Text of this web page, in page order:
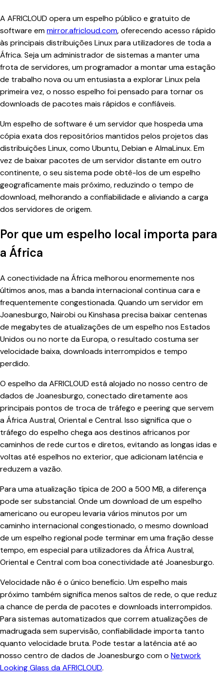
A AFRICLOUD opera um espelho público e gratuito de
software emmirror.africloud.com, oferecendo acesso rápido
às principais distribuições Linux para utilizadores de toda a
África. Seja um administrador de sistemas a manter uma
frota de servidores, um programador a montar uma estação
de trabalho nova ou um entusiasta a explorar Linux pela
primeira vez, o nosso espelho foi pensado para tornar os
downloads de pacotes mais rápidos e confiáveis.
Um espelho de software é um servidor que hospeda uma
cópia exata dos repositórios mantidos pelos projetos das
distribuições Linux, como Ubuntu, Debian e AlmaLinux. Em
vez de baixar pacotes de um servidor distante em outro
continente, o seu sistema pode obtê-los de um espelho
geograficamente mais próximo, reduzindo o tempo de
download, melhorando a confiabilidade e aliviando a carga
dos servidores de origem.
Por que um espelho local importa para
a África
A conectividade na África melhorou enormemente nos
últimos anos, mas a banda internacional continua cara e
frequentemente congestionada. Quando um servidor em
Joanesburgo, Nairobi ou Kinshasa precisa baixar centenas
de megabytes de atualizações de um espelho nos Estados
Unidos ou no norte da Europa, o resultado costuma ser
velocidade baixa, downloads interrompidos e tempo
perdido.
O espelho da AFRICLOUD está alojado no nosso centro de
dados de Joanesburgo, conectado diretamente aos
principais pontos de troca de tráfego e peering que servem
a África Austral, Oriental e Central. Isso significa que o
tráfego do espelho chega aos destinos africanos por
caminhos de rede curtos e diretos, evitando as longas idas e
voltas até espelhos no exterior, que adicionam latência e
reduzem a vazão.
Para uma atualização típica de 200 a 500 MB, a diferença
pode ser substancial. Onde um download de um espelho
americano ou europeu levaria vários minutos por um
caminho internacional congestionado, o mesmo download
de um espelho regional pode terminar em uma fração desse
tempo, em especial para utilizadores da África Austral,
Oriental e Central com boa conectividade até Joanesburgo.
Velocidade não é o único benefício. Um espelho mais
próximo também significa menos saltos de rede, o que reduz
a chance de perda de pacotes e downloads interrompidos.
Para sistemas automatizados que correm atualizações de
madrugada sem supervisão, confiabilidade importa tanto
quanto velocidade bruta. Pode testar a latência até ao
nosso centro de dados de Joanesburgo com o Network
Looking Glass da AFRICLOUD.